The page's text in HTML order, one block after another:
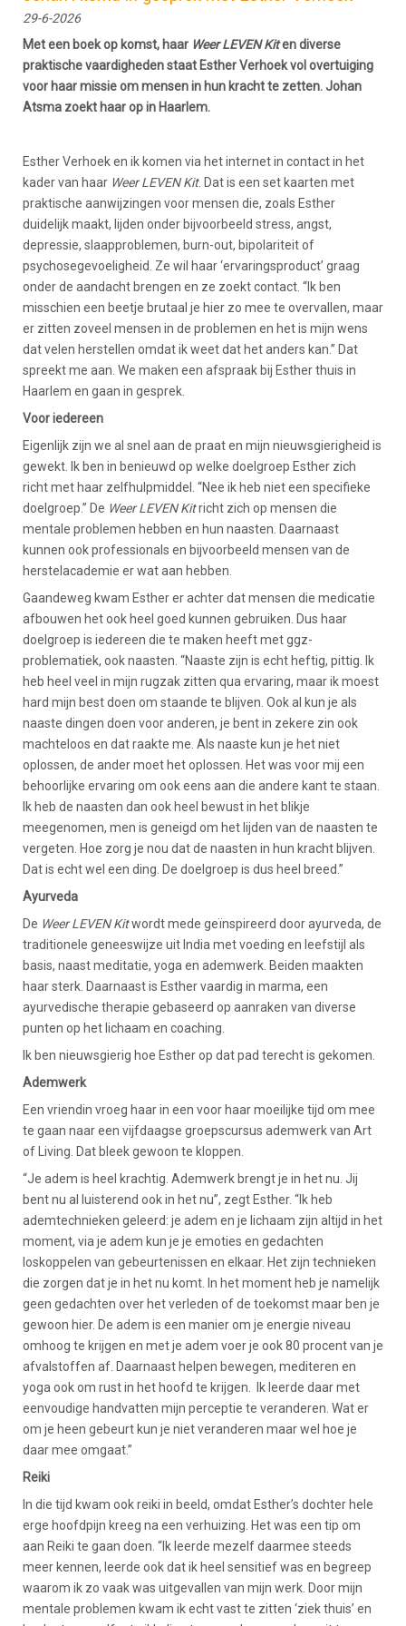
29-6-2026
Met een boek op komst, haar Weer LEVEN Kiten diverse
praktische vaardigheden staat Esther Verhoek vol overtuiging
voor haar missie ommensen in hun kracht te zetten. Johan
Atsma zoekt haar op in Haarlem.
Esther Verhoek en ik komen via het internet in contact in het
kader van haar Weer LEVEN Kit. Dat is een set kaarten met
praktische aanwijzingen voor mensen die, zoals Esther
duidelijk maakt, lijden onder bijvoorbeeld stress, angst,
depressie, slaapproblemen, burn-out, bipolariteit of
psychosegevoeligheid. Ze wil haar ‘ervaringsproduct’ graag
onder de aandacht brengen en ze zoekt contact. “Ik ben
misschien een beetje brutaal je hier zo mee te overvallen, maar
er zitten zoveel mensen in de problemen en het is mijn wens
dat velen herstellen omdat ik weet dat het anders kan.” Dat
spreekt me aan. We maken een afspraak bij Esther thuis in
Haarlem en gaan in gesprek.
Voor iedereen
Eigenlijk zijn we al snel aan de praat en mijn nieuwsgierigheid is
gewekt. Ik ben in benieuwd op welke doelgroep Esther zich
richt met haar zelfhulpmiddel. “Nee ik heb niet een specifieke
doelgroep.” De Weer LEVEN Kitricht zich op mensen die
mentale problemen hebben en hun naasten. Daarnaast
kunnen ook professionals en bijvoorbeeld mensen van de
herstelacademie er wat aan hebben.
Gaandeweg kwam Esther er achter dat mensen die medicatie
afbouwen het ook heel goed kunnen gebruiken. Dus haar
doelgroep is iedereen die te maken heeft met ggz-
problematiek, ook naasten. “Naaste zijn is echt heftig, pittig. Ik
heb heel veel in mijn rugzak zitten qua ervaring, maar ik moest
hard mijn best doen om staande te blijven. Ook al kun je als
naaste dingen doen voor anderen, je bent in zekere zin ook
machteloos en dat raakte me. Als naaste kun je het niet
oplossen, de ander moet het oplossen. Het was voor mij een
behoorlijke ervaring om ook eens aan die andere kant te staan.
Ik heb de naasten dan ook heel bewust in het blikje
meegenomen, men is geneigd om het lijden van de naasten te
vergeten. Hoe zorg je nou dat de naasten in hun kracht blijven.
Dat is echt wel een ding. De doelgroep is dus heel breed.”
Ayurveda
De Weer LEVEN Kitwordt mede geïnspireerd door ayurveda, de
traditionele geneeswijze uit India met voeding en leefstijl als
basis, naast meditatie, yoga en ademwerk. Beiden maakten
haar sterk. Daarnaast is Esther vaardig in marma, een
ayurvedische therapie gebaseerd op aanraken van diverse
punten op het lichaam en coaching.
Ik ben nieuwsgierig hoe Esther op dat pad terecht is gekomen.
Ademwerk
Een vriendin vroeg haar in een voor haar moeilijke tijd om mee
te gaan naar een vijfdaagse groepscursus ademwerk van Art
of Living. Dat bleek gewoon te kloppen.
“Je adem is heel krachtig. Ademwerk brengt je in het nu. Jij
bent nu al luisterend ook in het nu”, zegt Esther. “Ik heb
ademtechnieken geleerd: je adem en je lichaam zijn altijd in het
moment, via je adem kun je je emoties en gedachten
loskoppelen van gebeurtenissen en elkaar. Het zijn technieken
die zorgen dat je in het nu komt. In het moment heb je namelijk
geen gedachten over het verleden of de toekomst maar ben je
gewoon hier. De adem is een manier om je energie niveau
omhoog te krijgen en met je adem voer je ook 80 procent van je
afvalstoffen af. Daarnaast helpen bewegen, mediteren en
yoga ook om rust in het hoofd te krijgen. Ik leerde daar met
eenvoudige handvatten mijn perceptie te veranderen. Wat er
om je heen gebeurt kun je niet veranderen maar wel hoe je
daar mee omgaat.”
Reiki
In die tijd kwam ook reiki in beeld, omdat Esther’s dochter hele
erge hoofdpijn kreeg na een verhuizing. Het was een tip om
aan Reiki te gaan doen. “Ik leerde mezelf daarmee steeds
meer kennen, leerde ook dat ik heel sensitief was en begreep
waarom ik zo vaak was uitgevallen van mijn werk. Door mijn
mentale problemen kwam ik echt vast te zitten ‘ziek thuis’ en